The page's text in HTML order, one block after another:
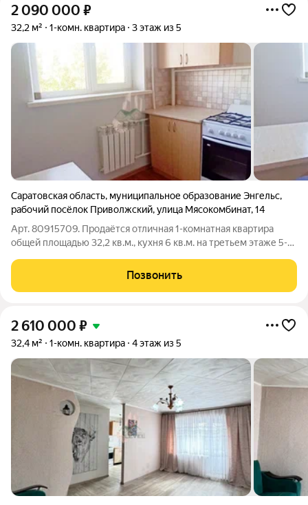
2 090 000 ₽
32,2 м² 1-комн. квартира 3 этаж из 5
Саратовская область, муниципальное образование Энгельс,
рабочий посёлок Приволжский,улица Мясокомбинат,14
Арт. 80915709. Продаётся отличная 1-комнатная квартира
общей площадью 32,2 кв.м., кухня 6 кв.м. на третьем этаже 5-
тёплая. Выполнен косметический ремонт: натяжные потолки,
пластиковые окна,
Позвонить
2 610 000 ₽
32,4 м² 1-комн. квартира 4 этаж из 5